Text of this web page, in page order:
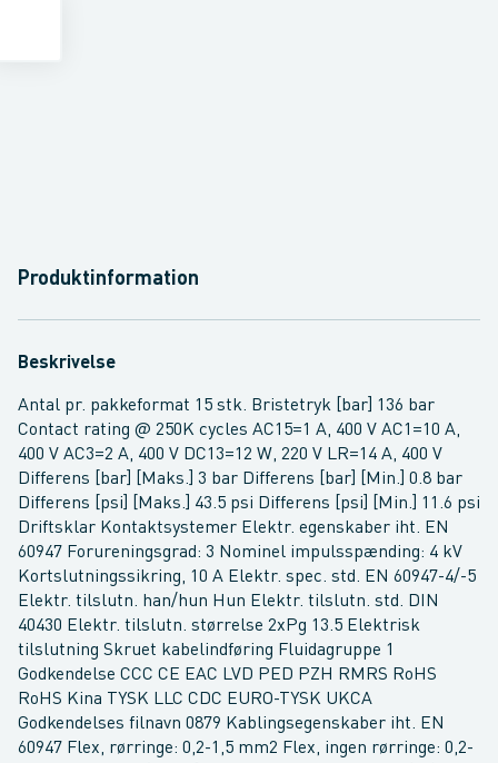
Produktinformation
Beskrivelse
Antal pr. pakkeformat 15 stk. Bristetryk [bar] 136 bar
Contact rating @ 250K cycles AC15=1 A, 400 V AC1=10 A,
400 V AC3=2 A, 400 V DC13=12 W, 220 V LR=14 A, 400 V
Differens [bar] [Maks.] 3 bar Differens [bar] [Min.] 0.8 bar
Differens [psi] [Maks.] 43.5 psi Differens [psi] [Min.] 11.6 psi
Driftsklar Kontaktsystemer Elektr. egenskaber iht. EN
60947 Forureningsgrad: 3 Nominel impulsspænding: 4 kV
Kortslutningssikring, 10 A Elektr. spec. std. EN 60947-4/-5
Elektr. tilslutn. han/hun Hun Elektr. tilslutn. std. DIN
40430 Elektr. tilslutn. størrelse 2xPg 13.5 Elektrisk
tilslutning Skruet kabelindføring Fluidagruppe 1
Godkendelse CCC CE EAC LVD PED PZH RMRS RoHS
RoHS Kina TYSK LLC CDC EURO-TYSK UKCA
Godkendelses filnavn 0879 Kablingsegenskaber iht. EN
60947 Flex, rørringe: 0,2-1,5 mm2 Flex, ingen rørringe: 0,2-